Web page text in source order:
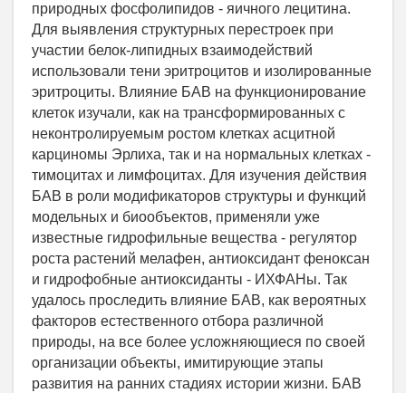
природных фосфолипидов - яичного лецитина.
Для выявления структурных перестроек при
участии белок-липидных взаимодействий
использовали тени эритроцитов и изолированные
эритроциты. Влияние БАВ на функционирование
клеток изучали, как на трансформированных с
неконтролируемым ростом клетках асцитной
карциномы Эрлиха, так и на нормальных клетках -
тимоцитах и лимфоцитах. Для изучения действия
БАВ в роли модификаторов структуры и функций
модельных и биообъектов, применяли уже
известные гидрофильные вещества - регулятор
роста растений мелафен, антиоксидант феноксан
и гидрофобные антиоксиданты - ИХФАНы. Так
удалось проследить влияние БАВ, как вероятных
факторов естественного отбора различной
природы, на все более усложняющиеся по своей
организации объекты, имитирующие этапы
развития на ранних стадиях истории жизни. БАВ